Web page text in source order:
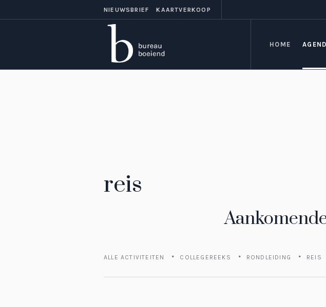
NIEUWSBRIEF KAARTVERKOOP
HOME
reis
ALLE ACTIVITEITEN COLLEGEREEKS RONDLEIDING REIS